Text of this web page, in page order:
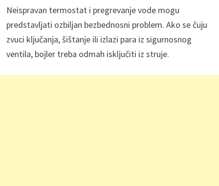
Neispravan termostat i pregrevanje vode mogu
predstavljati ozbiljan bezbednosni problem. Ako se čuju
zvuci ključanja, šištanje ili izlazi para iz sigurnosnog
ventila, bojler treba odmah isključiti iz struje.